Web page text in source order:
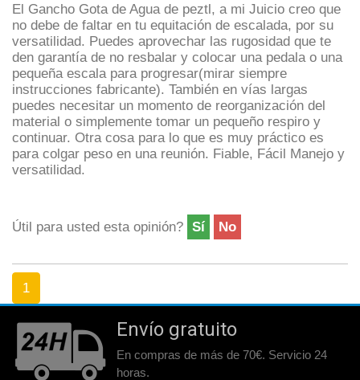
El Gancho Gota de Agua de peztl, a mi Juicio creo que
no debe de faltar en tu equitación de escalada, por su
versatilidad. Puedes aprovechar las rugosidad que te
den garantía de no resbalar y colocar una pedala o una
pequeña escala para progresar(mirar siempre
instrucciones fabricante). También en vías largas
puedes necesitar un momento de reorganización del
material o simplemente tomar un pequeño respiro y
continuar. Otra cosa para lo que es muy práctico es
para colgar peso en una reunión. Fiable, Fácil Manejo y
versatilidad.
Útil para usted esta opinión? Sí No
1
Envío gratuito
En compras de más de 70€. Servicio 24
horas.